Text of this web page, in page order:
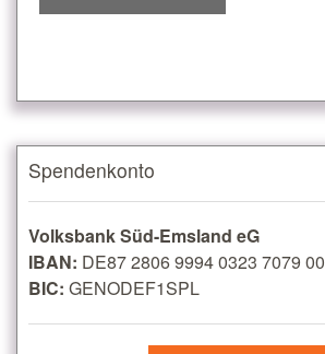
Spendenkonto
Volksbank Süd-Emsland eG
IBAN: DE87 2806 9994 0323 7079 00
BIC: GENODEF1SPL